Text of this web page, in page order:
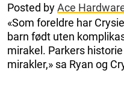
Posted byAce
«Som foreldre har
barn født uten
mirakel. Parkers
mirakler,» sa Ryan og